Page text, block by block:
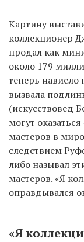
Картину
коллекционер
продал как
около 179
теперь
вызвала
(искусствовед
могут
мастеров в
следствием
либо называл
мастеров. «Я
оправдывался
«Я